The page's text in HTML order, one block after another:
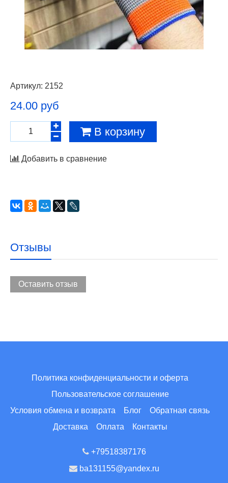
Артикул: 2152
24.00 руб
В корзину
Добавить в сравнение
Отзывы
Оставить отзыв
Политика конфиденциальности и оферта
Пользовательское соглашение
Условия обмена и возврата
Блог
Обратная связь
Доставка
Оплата Контакты
+79518387176
ba131155@yandex.ru